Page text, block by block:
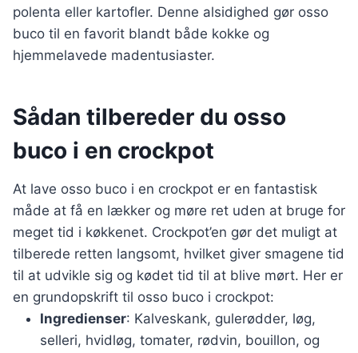
polenta eller kartofler. Denne alsidighed gør osso
buco til en favorit blandt både kokke og
hjemmelavede madentusiaster.
Sådan tilbereder du osso
buco i en crockpot
At lave osso buco i en crockpot er en fantastisk
måde at få en lækker og møre ret uden at bruge for
meget tid i køkkenet. Crockpot’en gør det muligt at
tilberede retten langsomt, hvilket giver smagene tid
til at udvikle sig og kødet tid til at blive mørt. Her er
en grundopskrift til osso buco i crockpot:
Ingredienser: Kalveskank, gulerødder, løg,
selleri, hvidløg, tomater, rødvin, bouillon, og